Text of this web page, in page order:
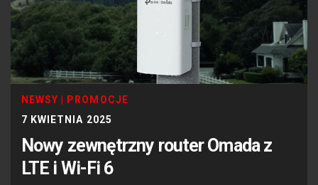
NEWSY
PROMOCJE
7 KWIETNIA 2025
Nowy zewnętrzny router Omada z
LTE i Wi-Fi 6